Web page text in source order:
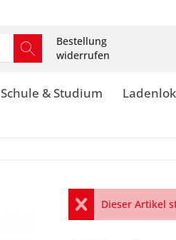
Bestellung
widerrufen
Schule & Studium
Dieser Artikel